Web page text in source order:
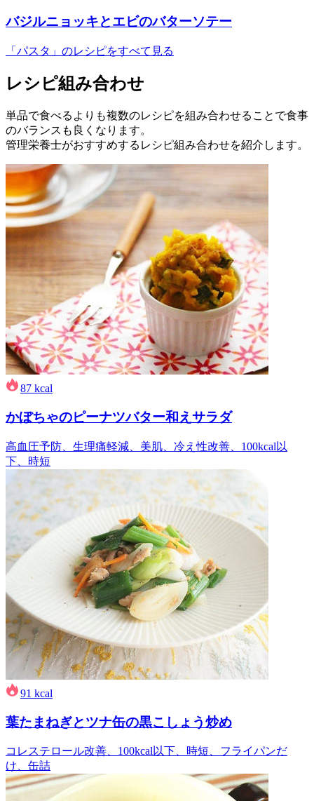
バジルニョッキとエビのバターソテー
「パスタ」のレシピをすべて見る
レシピ組み合わせ
単品で食べるよりも複数のレシピを組み合わせることで食事
のバランスも良くなります。
管理栄養士がおすすめするレシピ組み合わせを紹介します。
87 kcal
かぼちゃのピーナツバター和えサラダ
高血圧予防、生理痛軽減、美肌、冷え性改善、100kcal以
下、時短
91 kcal
葉たまねぎとツナ缶の黒こしょう炒め
コレステロール改善、100kcal以下、時短、フライパンだ
け、缶詰